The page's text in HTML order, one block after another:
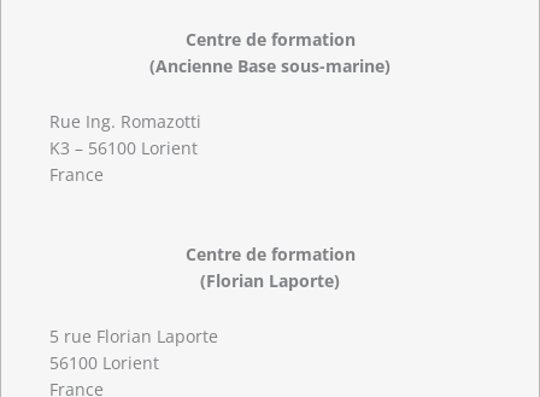
Centre de formation
(Ancienne Base sous-marine)
Rue Ing. Romazotti
K3 – 56100 Lorient
France
Centre de formation
(Florian Laporte)
5 rue Florian Laporte
56100 Lorient
France